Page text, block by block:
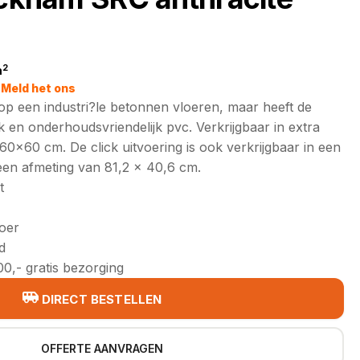
2
het ons
een industri?le betonnen vloeren, maar heeft de
onderhoudsvriendelijk pvc. Verkrijgbaar in extra
cm. De click uitvoering is ook verkrijgbaar in een
afmeting van 81,2 x 40,6 cm.
gratis bezorging
DIRECT BESTELLEN
OFFERTE AANVRAGEN